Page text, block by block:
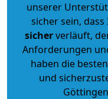
unserer
sicher sein,
sicherverläuft,
Anforderungen
haben die
und